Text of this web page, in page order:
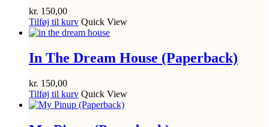
kr. 150,00
Tilføj til kurv Quick View
In The Dream House (Paperback)
kr. 150,00
Tilføj til kurv Quick View